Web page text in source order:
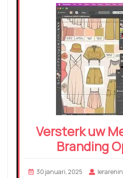
Versterk uw
Branding
30 januari, 2025